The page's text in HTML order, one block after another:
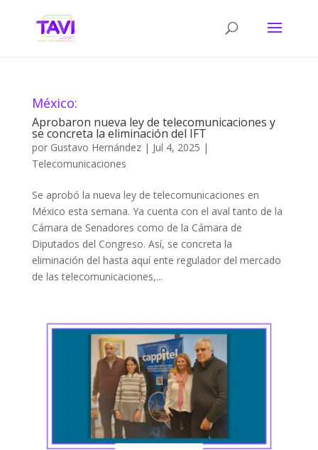
México:
Aprobaron nueva ley de telecomunicaciones y
se concreta la eliminación del IFT
por Gustavo Hernández| Jul 4, 2025 |
Telecomunicaciones
Se aprobó la nueva ley de telecomunicaciones en
México esta semana. Ya cuenta con el aval tanto de la
Cámara de Senadores como de la Cámara de
Diputados del Congreso. Así, se concreta la
eliminación del hasta aquí ente regulador del mercado
de las telecomunicaciones,...